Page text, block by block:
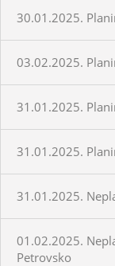
30.01.2025.
03.02.2025.
31.01.2025.
31.01.2025.
31.01.2025.
01.02.2025.
Petrovsko